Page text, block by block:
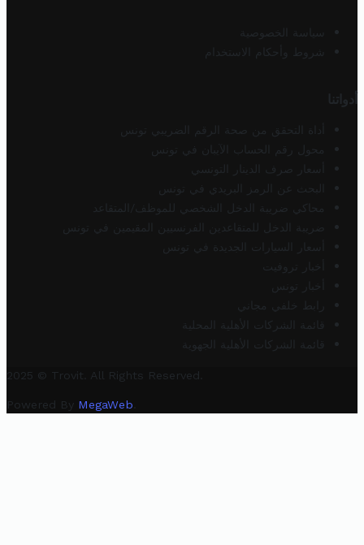
سياسة الخصوصية
شروط وأحكام الاستخدام
أدواتنا
أداة التحقق من صحة الرقم الضريبي تونس
محول رقم الحساب الآيبان في تونس
أسعار صرف الدينار التونسي
البحث عن الرمز البريدي في تونس
محاكي ضريبة الدخل الشخصي للموظف/المتقاعد
ضريبة الدخل للمتقاعدين الفرنسيين المقيمين في تونس
أسعار السيارات الجديدة في تونس
أخبار تروفيت
أخبار تونس
رابط خلفي مجاني
قائمة الشركات الأهلية المحلية
قائمة الشركات الأهلية الجهوية
2025 © Trovit. All Rights Reserved.
Powered By MegaWeb